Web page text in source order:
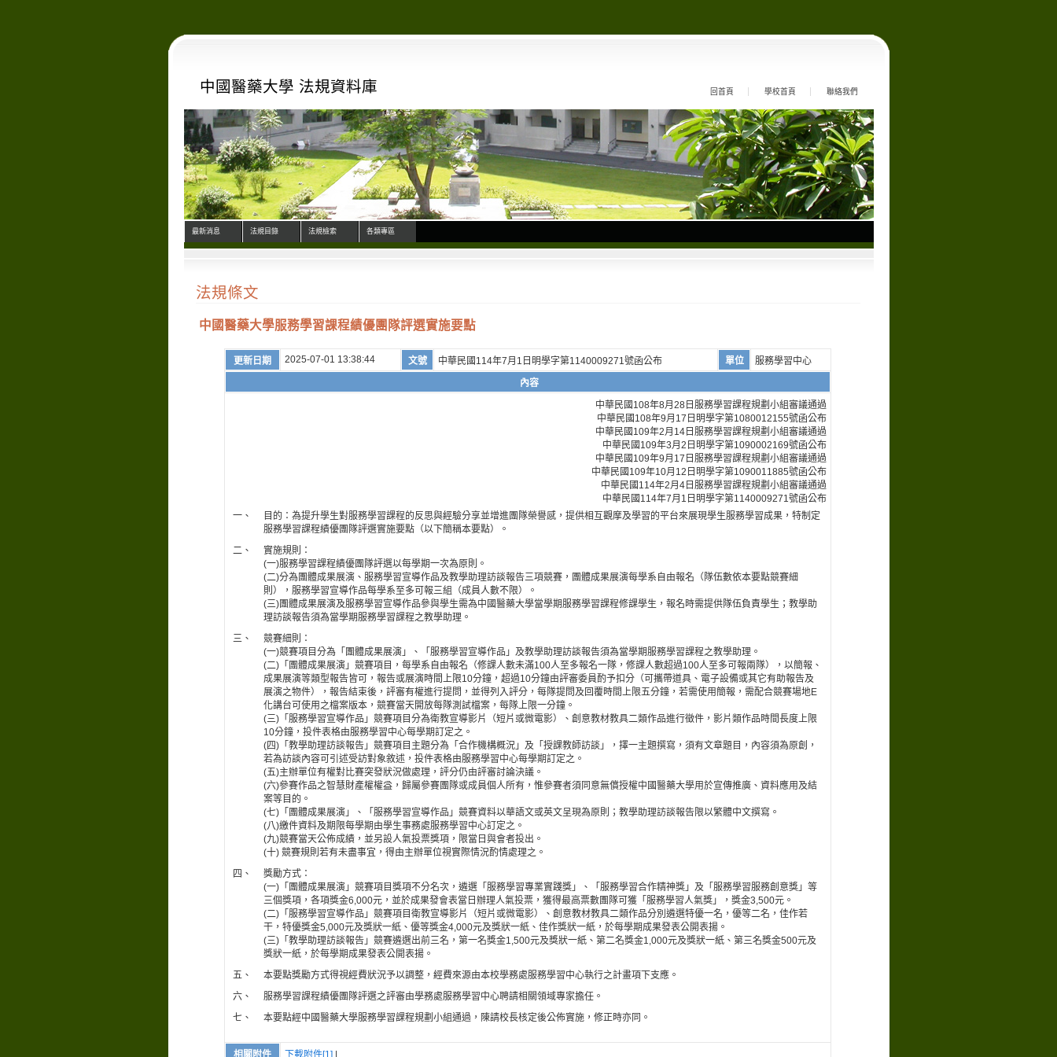
中國醫藥大學 法規資料庫 回首頁 學校首頁 聯絡我們
最新消息 法規目錄 法規檢索 各類專區
法規條文
中國醫藥大學服務學習課程績優團隊評選實施要點
更新日期 2025-07-01 13:38:44 文號 中華民國114年7月1日明學字第1140009271號函公布 單位
服務學習中心
內容
中華民國108年8月28日服務學習課程規劃小組審議通過
中華民國108年9月17日明學字第1080012155號函公布
中華民國109年2月14日服務學習課程規劃小組審議通過
中華民國109年3月2日明學字第1090002169號函公布
中華民國109年9月17日服務學習課程規劃小組審議通過
中華民國109年10月12日明學字第1090011885號函公布
中華民國114年2月4日服務學習課程規劃小組審議通過
中華民國114年7月1日明學字第1140009271號函公布
一、
目的：為提升學生對服務學習課程的反思與經驗分享並增進團隊榮譽感，提供相互觀摩及學習的平台來展現學生服務學習成果，特制定
服務學習課程績優團隊評選實施要點（以下簡稱本要點）。
二、
實施規則：
(一)服務學習課程績優團隊評選以每學期一次為原則。
(二)分為團體成果展演、服務學習宣導作品及教學助理訪談報告三項競賽，團體成果展演每學系自由報名（隊伍數依本要點競賽細
則），服務學習宣導作品每學系至多可報三組（成員人數不限）。
(三)團體成果展演及服務學習宣導作品參與學生需為中國醫藥大學當學期服務學習課程修課學生，報名時需提供隊伍負責學生；教學助
理訪談報告須為當學期服務學習課程之教學助理。
三、
競賽細則：
(一)競賽項目分為「團體成果展演」、「服務學習宣導作品」及教學助理訪談報告須為當學期服務學習課程之教學助理。
(二)「團體成果展演」競賽項目，每學系自由報名（修課人數未滿100人至多報名一隊，修課人數超過100人至多可報兩隊），以簡報、
成果展演等類型報告皆可，報告或展演時間上限10分鐘，超過10分鐘由評審委員酌予扣分（可攜帶道具、電子設備或其它有助報告及
展演之物件），報告結束後，評審有權進行提問，並得列入評分，每隊提問及回覆時間上限五分鐘，若需使用簡報，需配合競賽場地E
化講台可使用之檔案版本，競賽當天開放每隊測試檔案，每隊上限一分鐘。
(三)「服務學習宣導作品」競賽項目分為衛教宣導影片（短片或微電影）、創意教材教具二類作品進行徵件，影片類作品時間長度上限
10分鐘，投件表格由服務學習中心每學期訂定之。
(四)「教學助理訪談報告」競賽項目主題分為「合作機構概況」及「授課教師訪談」，擇一主題撰寫，須有文章題目，內容須為原創，
若為訪談內容可引述受訪對象敘述，投件表格由服務學習中心每學期訂定之。
(五)主辦單位有權對比賽突發狀況做處理，評分仍由評審討論決議。
(六)參賽作品之智慧財產權權益，歸屬參賽團隊或成員個人所有，惟參賽者須同意無償授權中國醫藥大學用於宣傳推廣、資料應用及結
案等目的。
(七)「團體成果展演」、「服務學習宣導作品」競賽資料以華語文或英文呈現為原則；教學助理訪談報告限以繁體中文撰寫。
(八)繳件資料及期限每學期由學生事務處服務學習中心訂定之。
(九)競賽當天公佈成績，並另設人氣投票獎項，限當日與會者投出。
(十) 競賽規則若有未盡事宜，得由主辦單位視實際情況酌情處理之。
四、
獎勵方式：
(一)「團體成果展演」競賽項目獎項不分名次，遴選「服務學習專業實踐獎」、「服務學習合作精神獎」及「服務學習服務創意獎」等
三個獎項，各項獎金6,000元，並於成果發會表當日辦理人氣投票，獲得最高票數團隊可獲「服務學習人氣獎」，獎金3,500元。
(二)「服務學習宣導作品」競賽項目衛教宣導影片（短片或微電影）、創意教材教具二類作品分別遴選特優一名，優等二名，佳作若
干，特優獎金5,000元及獎狀一紙、優等獎金4,000元及獎狀一紙、佳作獎狀一紙，於每學期成果發表公開表揚。
(三)「教學助理訪談報告」競賽遴選出前三名，第一名獎金1,500元及獎狀一紙、第二名獎金1,000元及獎狀一紙、第三名獎金500元及
獎狀一紙，於每學期成果發表公開表揚。
五、
本要點獎勵方式得視經費狀況予以調整，經費來源由本校學務處服務學習中心執行之計畫項下支應。
六、
服務學習課程績優團隊評選之評審由學務處服務學習中心聘請相關領域專家擔任。
七、
本要點經中國醫藥大學服務學習課程規劃小組通過，陳請校長核定後公佈實施，修正時亦同。
相關附件 下載附件[1]